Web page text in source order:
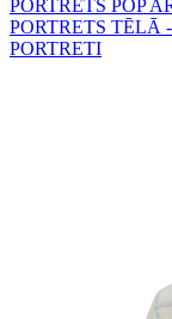
PORTRETS POP
PORTRETS TĒLĀ
PORTRETI